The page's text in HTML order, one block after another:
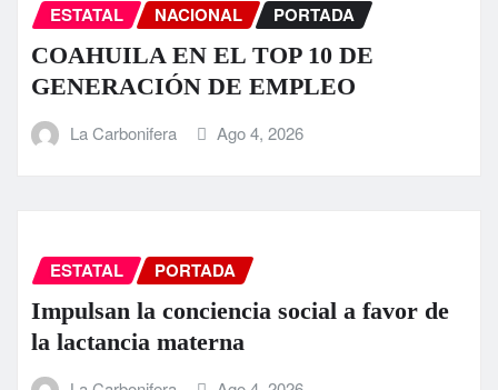
ESTATAL NACIONAL PORTADA
COAHUILA EN EL TOP 10 DE
GENERACIÓN DE EMPLEO
La Carbonifera Ago 4, 2026
ESTATAL PORTADA
Impulsan la conciencia social a favor de
la lactancia materna